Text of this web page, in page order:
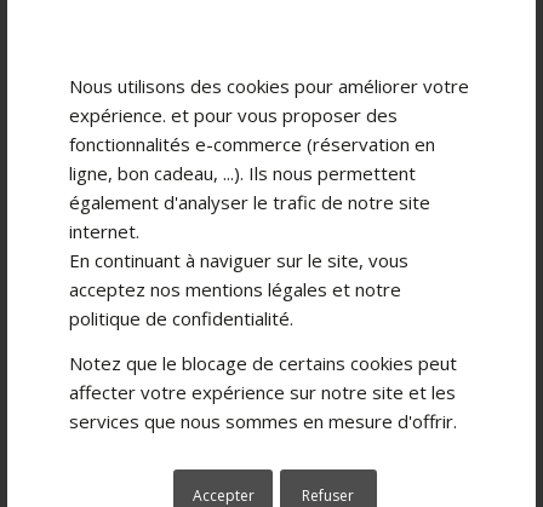
Nous utilisons des cookies pour améliorer votre
expérience. et pour vous proposer des
fonctionnalités e-commerce (réservation en
ligne, bon cadeau, ...). Ils nous permettent
également d'analyser le trafic de notre site
internet.
En continuant à naviguer sur le site, vous
acceptez nos mentions légales et notre
politique de confidentialité.
Notez que le blocage de certains cookies peut
affecter votre expérience sur notre site et les
services que nous sommes en mesure d'offrir.
Accepter Refuser